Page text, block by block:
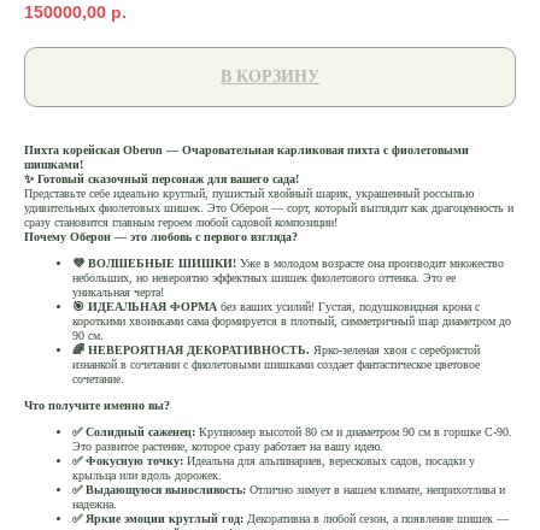
150000,00 р.
В КОРЗИНУ
Пихта корейская Oberon — Очаровательная карликовая пихта с фиолетовыми
шишками!
✨ Готовый сказочный персонаж для вашего сада!
Представьте себе идеально круглый, пушистый хвойный шарик, украшенный россыпью
удивительных фиолетовых шишек. Это Оберон — сорт, который выглядит как драгоценность и
сразу становится главным героем любой садовой композиции!
Почему Оберон — это любовь с первого взгляда?
💜 ВОЛШЕБНЫЕ ШИШКИ! Уже в молодом возрасте она производит множество
небольших, но невероятно эффектных шишек фиолетового оттенка. Это ее
уникальная черта!
🎯 ИДЕАЛЬНАЯ ФОРМА без ваших усилий! Густая, подушковидная крона с
короткими хвоинками сама формируется в плотный, симметричный шар диаметром до
90 см.
🌈 НЕВЕРОЯТНАЯ ДЕКОРАТИВНОСТЬ. Ярко-зеленая хвоя с серебристой
изнанкой в сочетании с фиолетовыми шишками создает фантастическое цветовое
сочетание.
Что получите именно вы?
✅ Солидный саженец: Крупномер высотой 80 см и диаметром 90 см в горшке С-90.
Это развитое растение, которое сразу работает на вашу идею.
✅ Фокусную точку: Идеальна для альпинариев, вересковых садов, посадки у
крыльца или вдоль дорожек.
✅ Выдающуюся выносливость: Отлично зимует в нашем климате, неприхотлива и
надежна.
✅ Яркие эмоции круглый год: Декоративна в любой сезон, а появление шишек —